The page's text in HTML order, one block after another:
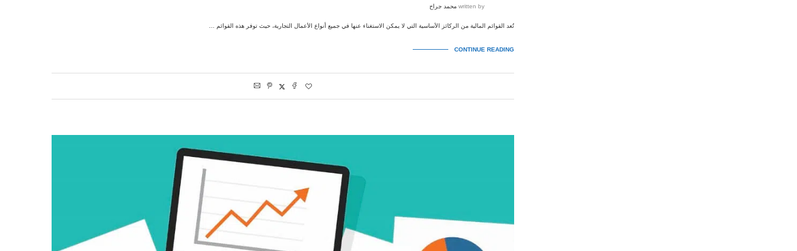
written by محمد جراح
تُعد القوائم المالية من الركائز الأساسية التي لا يمكن الاستغناء عنها في جميع أنواع الأعمال التجارية، حيث توفر هذه القوائم …
CONTINUE READING